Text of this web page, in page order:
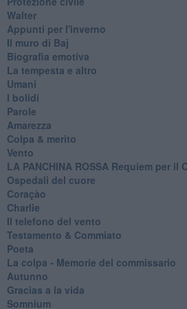
Walter
Appunti per l'inverno
Il muro di Baj
Biografia emotiva
La tempesta e altro
Umani
I bolidi
Parole
Amarezza
Colpa & merito
Vento
​LA PANCHINA ROSSA Requiem per il
Ospedali del cuore
Coraçào
Charlie
Il telefono del vento
Testamento & Commiato
Poeta
​La colpa - Memorie del commissario
Autunno
Gracias a la vida
Somnium